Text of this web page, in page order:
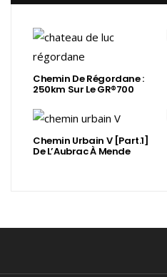
Chemin De Régordane :
250km Sur Le GR®700
Chemin Urbain V [Part.1]
De L’Aubrac À Mende